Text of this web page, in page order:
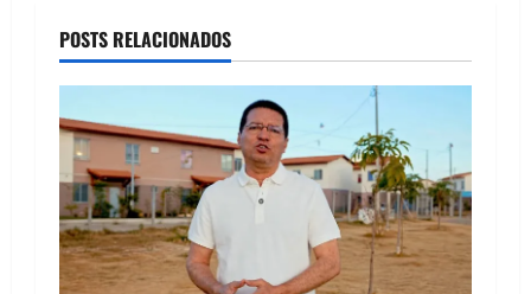
v
i
g
a
t
i
POSTS RELACIONADOS